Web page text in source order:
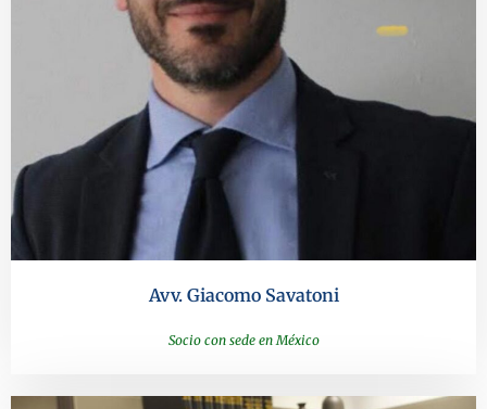
Avv. Giacomo Savatoni
Socio con sede en México